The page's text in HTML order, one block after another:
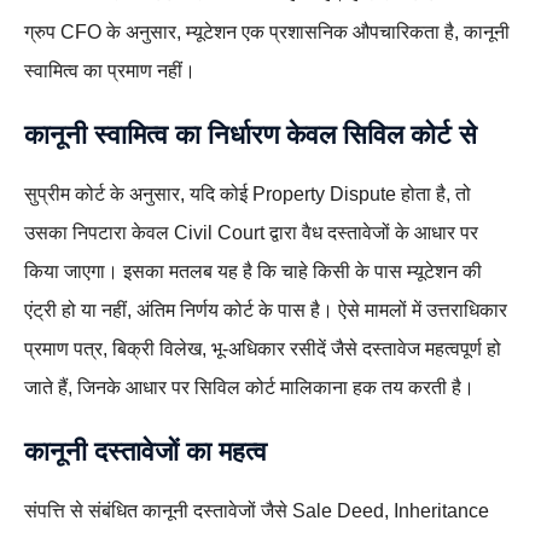
ग्रुप CFO के अनुसार, म्यूटेशन एक प्रशासनिक औपचारिकता है, कानूनी
स्वामित्व का प्रमाण नहीं।
कानूनी स्वामित्व का निर्धारण केवल सिविल कोर्ट से
सुप्रीम कोर्ट के अनुसार, यदि कोई Property Dispute होता है, तो
उसका निपटारा केवल Civil Court द्वारा वैध दस्तावेजों के आधार पर
किया जाएगा। इसका मतलब यह है कि चाहे किसी के पास म्यूटेशन की
एंट्री हो या नहीं, अंतिम निर्णय कोर्ट के पास है। ऐसे मामलों में उत्तराधिकार
प्रमाण पत्र, बिक्री विलेख, भू-अधिकार रसीदें जैसे दस्तावेज महत्वपूर्ण हो
जाते हैं, जिनके आधार पर सिविल कोर्ट मालिकाना हक तय करती है।
कानूनी दस्तावेजों का महत्व
संपत्ति से संबंधित कानूनी दस्तावेजों जैसे Sale Deed, Inheritance